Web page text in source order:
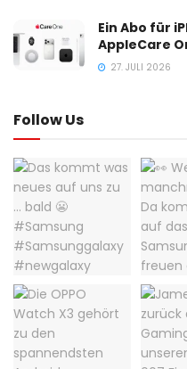
Ein Abo für
AppleCare
27. JULI 2026
Follow Us